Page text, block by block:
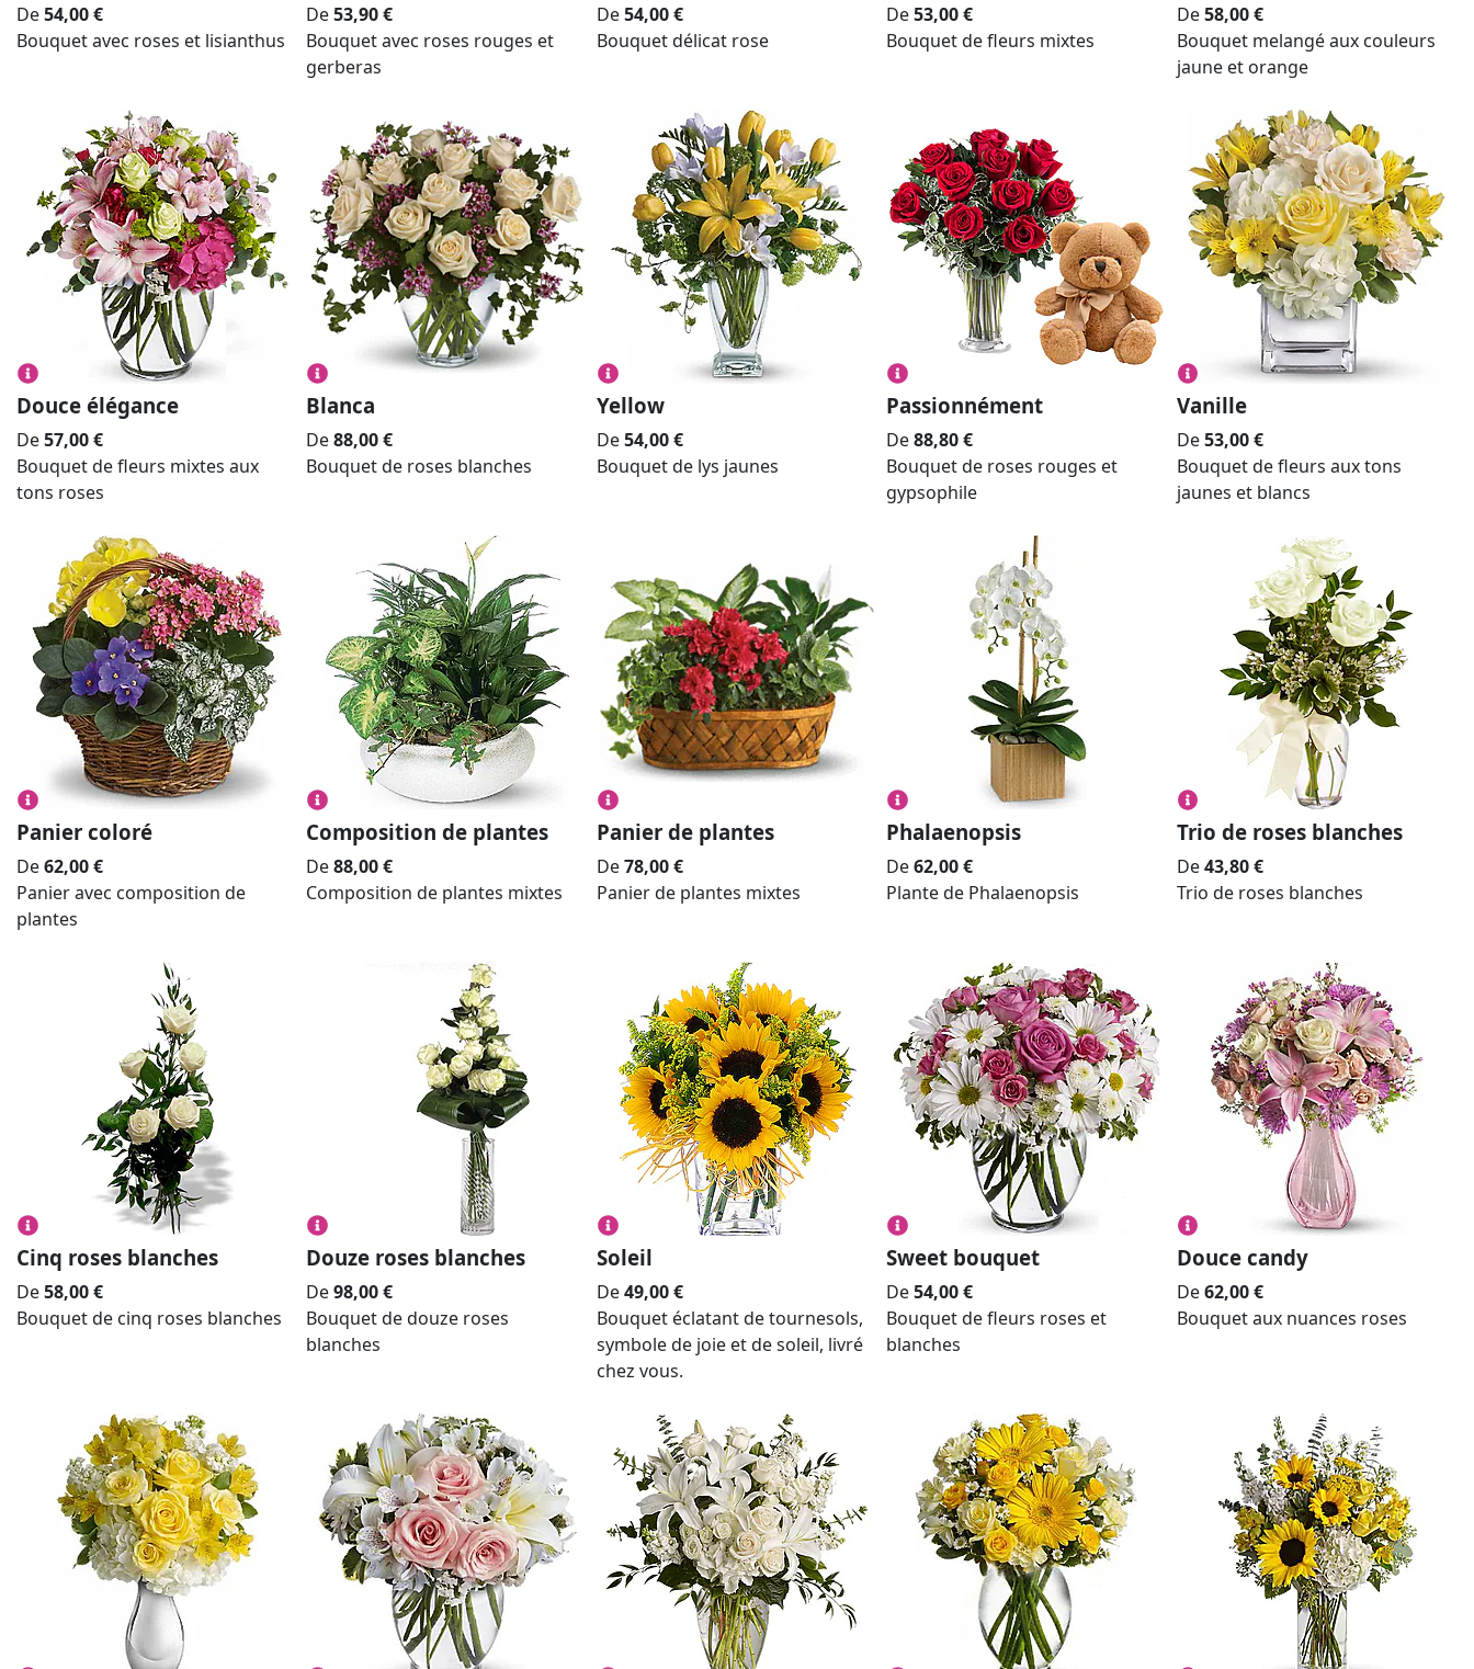
De54,00€
Bouquet avec roses et lisianthus
De53,90€
Bouquet avec roses rouges et
gerberas
De54,00€
Bouquet délicat rose
De53,00€
Bouquet de fleurs mixtes
De58,00 €
Bouquet melangé aux couleurs
jaune et orange
Douce élégance
De57,00€
Bouquet de fleurs mixtes aux
tons roses
Blanca
De88,00€
Bouquet de roses blanches
Yellow
De54,00€
Bouquet de lys jaunes
Passionnément
De88,80€
Bouquet de roses rouges et
gypsophile
Vanille
De53,00 €
Bouquet de fleurs aux tons
jaunes et blancs
Panier coloré
De62,00€
Panier avec composition de
plantes
Composition de plantes
De88,00€
Composition de plantes mixtes
Panier de plantes
De78,00€
Panier de plantes mixtes
Phalaenopsis
De62,00€
Plante de Phalaenopsis
Trio de roses blanches
De43,80 €
Trio de roses blanches
Cinq roses blanches
De58,00€
Bouquet de cinq roses blanches
Douze roses blanches
De98,00€
Bouquet de douze roses
blanches
Soleil
De49,00€
Bouquet éclatant de tournesols,
symbole de joie et de soleil, livré
chez vous.
Sweet bouquet
De54,00€
Bouquet de fleurs roses et
blanches
Douce candy
De62,00 €
Bouquet aux nuances roses